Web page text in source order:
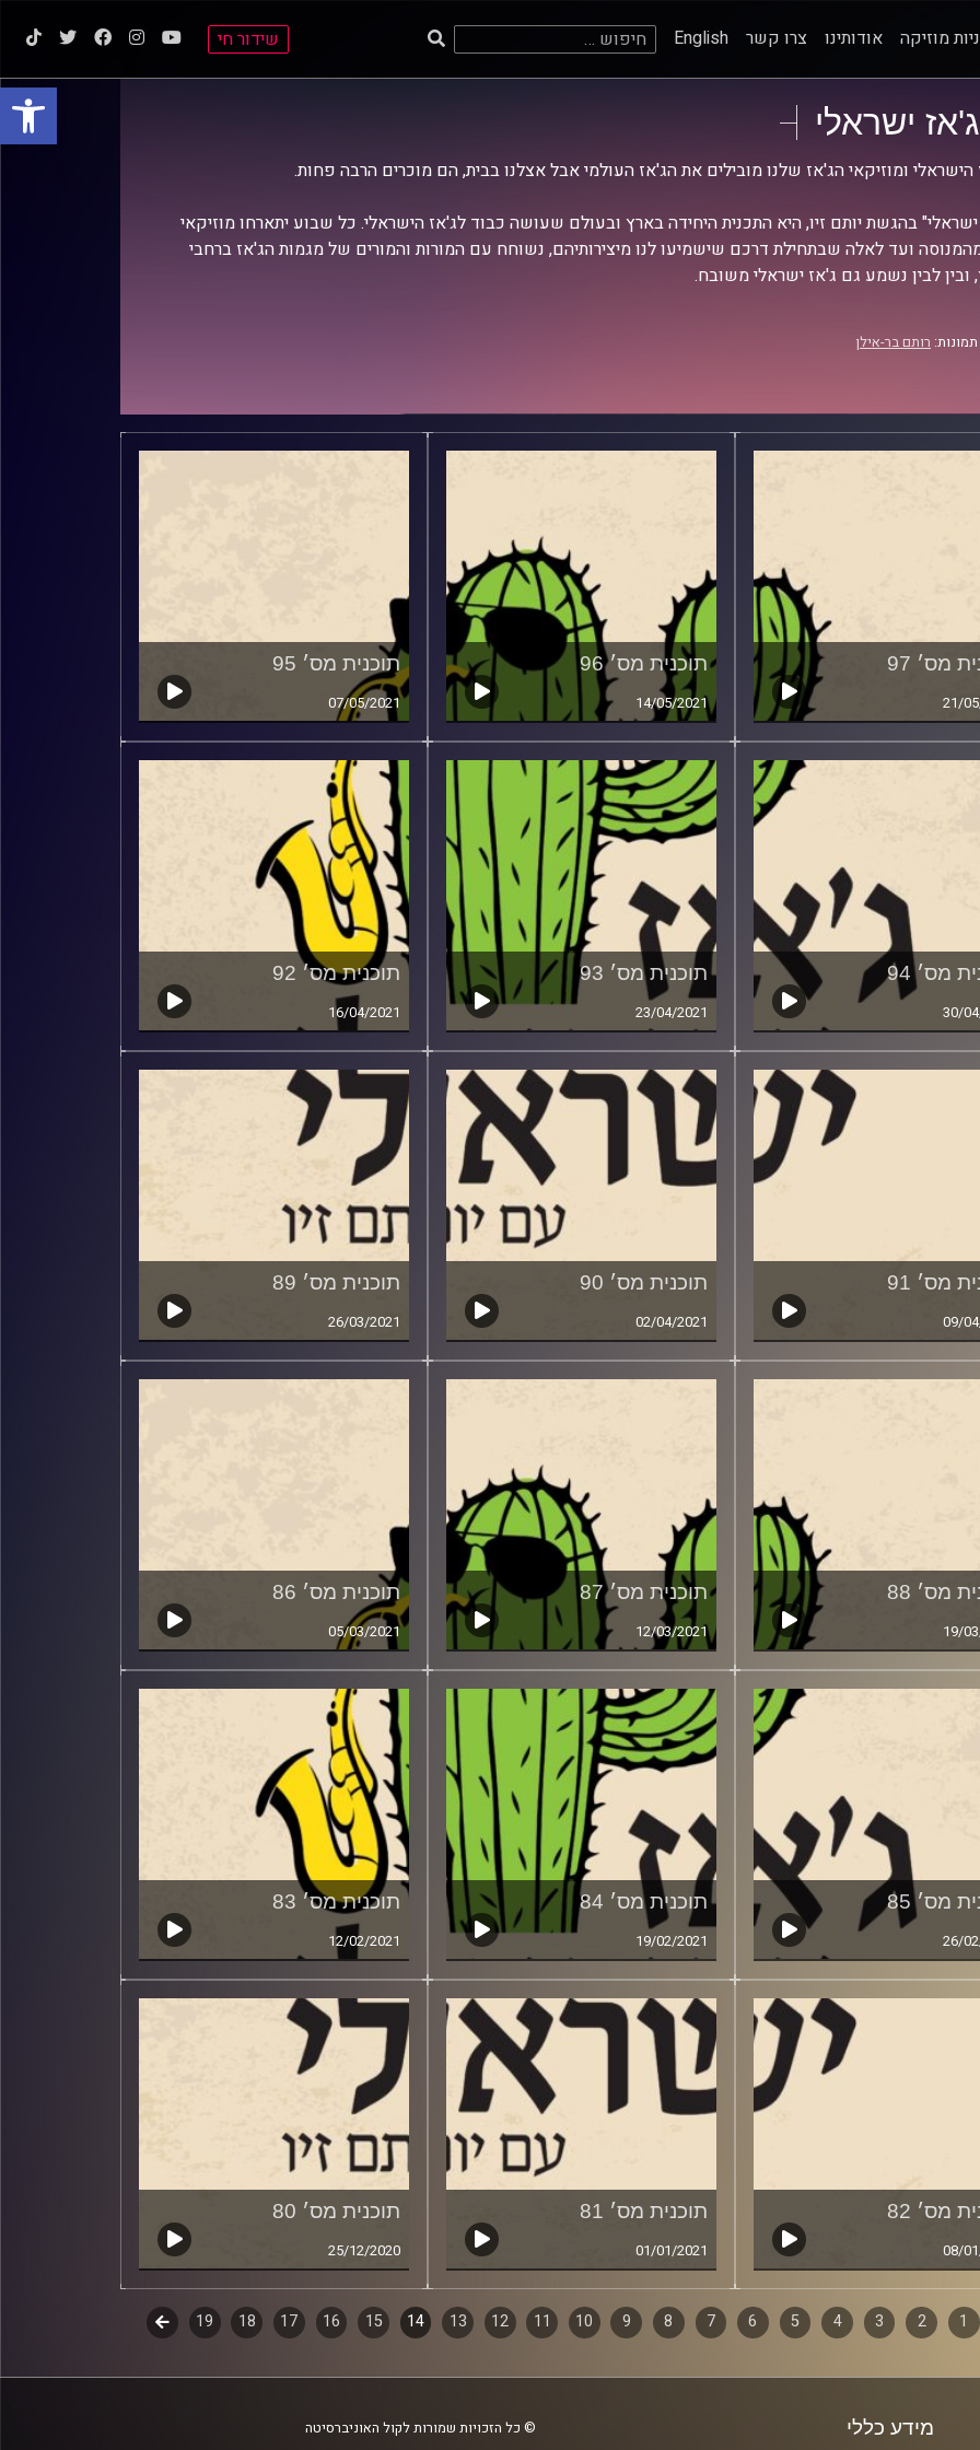
פתח
מוזיקה אודותינו צרו קשר English חיפוש: שידור חי
ג'אז ישראלי
הישראלי ומוזיקאי הג'אז שלנו מובילים את הג'אז העולמי אבל אצלנו בבית, הם מוכרים הרבה פחות.
בהגשת יותם זיו, היא התכנית היחידה בארץ ובעולם שעושה כבוד לג'אז הישראלי. כל שבוע יתארחו מוזיקאי
ועד לאלה שבתחילת דרכם שישמיעו לנו מיצירותיהם, נשוחח עם המורות והמורים של מגמות הג'אז ברחבי
ובין לבין נשמע גם ג'אז ישראלי משובח.
רותם בר-אילן
מס׳ 97
21/
תוכנית מס׳ 96
14/05/2021
תוכנית מס׳ 95
07/05/2021
מס׳ 94
30/
תוכנית מס׳ 93
23/04/2021
תוכנית מס׳ 92
16/04/2021
מס׳ 91
09/
תוכנית מס׳ 90
02/04/2021
תוכנית מס׳ 89
26/03/2021
מס׳ 88
19/
תוכנית מס׳ 87
12/03/2021
תוכנית מס׳ 86
05/03/2021
מס׳ 85
26/
תוכנית מס׳ 84
19/02/2021
תוכנית מס׳ 83
12/02/2021
מס׳ 82
08/
תוכנית מס׳ 81
01/01/2021
תוכנית מס׳ 80
25/12/2020
1
2
3
4
5
6
7
8
9
10
11
12
13
14
15
16
17
18
19
לשלב
מידע כללי © כל הזכויות שמורות לקול האוניברסיטה